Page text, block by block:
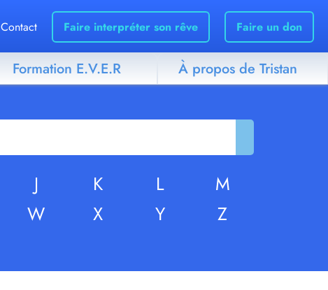
Contact Faire interpréter son rêve Faire un don
Formation E.V.E.R À propos de Tristan
J K L
M
W X Y Z